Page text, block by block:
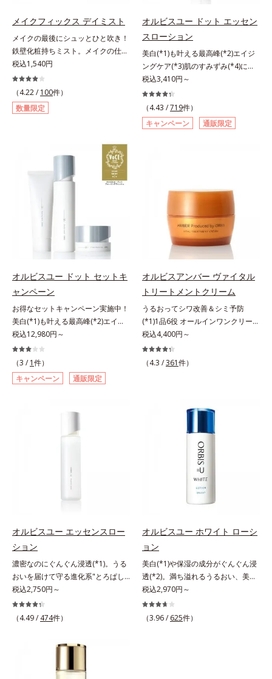
メイクフィックス デイミスト
メイクの最後にシュッとひと吹き！
鉄壁化粧持ちミスト。メイクの仕上
げにシュッとひと吹き。肌とメイク
の密着感をピタッと高め、メイクく
ずれを防ぎ、化粧持ちをアップさせ
るミストタイプの化粧水です。くず
れ防止成分(*1)を含む層と美容成分
防止成分を包み込み、メイクの上に
ピタッと密着。くずれ防止成分が
汗・水・皮脂をはじきながら、美容
でメイクをくずさずガードします。
さらに保湿成分配合でうるおい感が
続き、エアコンなどによる乾燥も防
ぎます。*1 トリメチルシロキシケ
イ酸、ジメチコン配合＝汗や水、皮
分*2 オリーブ葉エキス、ゴレンシ
葉エキス、加水分解ヒアルロン酸、
異性化糖配合＝保湿成分【ご使用方
法】2層タイプなので、必ず容器を
よく振ってからお使いください。メ
イクの仕上げに、顔から20cm程度
離し、目と口を閉じて、顔全体に適
量吹きかけてください。（5～6プッ
シュが目安）ミストを塗布後、肌に
税込1,540円
（4.22 / 100件）
数量限定
オルビスユー ドット エッセン
スローション
美白(*1)も叶える最高峰(*2)エイジ
ングケア(*3)肌のすみずみ(*4)にし
みわたるうるおい充満ローション。
ハリも透明感(*5)も結果主義。年齢
サイン(*6)の因子に着目した肌科学
エイジングケア(*3)シリーズ。オル
ビスユー ドットシリーズは、年齢
ころ、弾力感のない状態である「ハ
リのなさ」や、くすみ(*7)などが現
れている状態である「透明感のな
さ」が、大人の肌印象に大きな影響
を与えていることがわかりました。
そこでオルビスユー ドットシリー
ズは美容成分(*8)として「G.D.F.ア
クティベーター(*9)」を配合。そし
て、従来から配合している美白(*1)
有効成分「トラネキサム酸」を配合
しました。さらに、シリーズ共通の
美容成分「GLルートブースター
(*10)」を配合することで、肌のふ
っくら感や透明感を叶えます。美白
果的なシナジー設計で、あなたのエ
イジングケアを応援します。*1 メ
ラニンの生成を抑え、シミ・ソバカ
スを防ぐ（ウォッシュを除く）*2
オルビス内スキンケアシリーズの保
湿力*3 年齢に応じたお手入れのこ
と*4 角層まで*5 うるおいによ
る*6 乾燥、ハリ・ツヤのなさ
ロニセラカエルレア果汁、ノバラエ
キス配合＝うるおいを与えハリと透
明感に満ちた肌へ導く保湿成分
*10 メマツヨイグサ抽出液、スイ
カズラエキス配合＝角層のすみずみ
まで水分・油分を保ち、ハリ・ツヤ
を与える保湿成分*11 気持ちのこ
と
税込3,410円～
（4.43 /719件）
キャンペーン
通販限定
オルビスユー ドット セットキ
ャンペーン
お得なセットキャンペーン実施中！
美白(*1)も叶える最高峰(*2)エイジ
ングケア(*3)。ハリも透明感(*4)も
結果主義。年齢サイン(*5)の因子に
着目した肌科学エイジングケア(*3)
シリーズ。オルビスユー ドットシ
リーズは、年齢による肌悩み一つ一
ていることの根本原因に着目。加齢
いて研究を進めたところ、弾力感の
ある「透明感のなさ」が現れること
で大人の肌印象に大きな影響を与え
ていることが分かりました。そこで
容成分(*7)として「G.D.F.アクティ
ベーター(*8)」を配合。そして、従
来から配合している美白有効成分
「トラネキサム酸」を配合しまし
た。さらに、シリーズ共通の美容成
分(*7)「GLルートブースター(*9)」
を配合することで、肌のふっくら感
や透明感を叶えます。美白ケアしな
シリーズに。3ステップで上向き
シナジー設計で、あなたのエイジン
税込12,980円～
（3 / 1件）
キャンペーン
通販限定
オルビスアンバー ヴァイタル
トリートメントクリーム
うるおってシワ改善＆シミ予防
(*1)1品6役 オールインワンクリー
ム。オルビスアンバーは、いつも⾃
然体で美しくありたいと願う⼤⼈世
代に寄り添うブランドです。年齢印
れで賢いケアを。ライフスタイルに
なじむ、若々しい印象(*2)作りのサ
ポートをします。オルビスアンバー
ヴァイタルトリートメントクリーム
「オルビスアンバー ヴァイタルト
リートメントクリーム」は、1品
で、化粧水、クリーム、シワ改善・
美白(*1)美容液、乳液・保湿液、ネ
担い、複合的にアプローチ。Wナイ
アシン(*4)によるシワ改善・シミ予
防に加え、複合成分コラーゲンコン
プレックスSPが肌のハリを徹底サポ
ート。肌なじみのよいクリーム構造
で角層まで保湿成分が浸透し、うる
おいをギュッと閉じ込めます。洗顔
の後、これ1品だけでマルチにケ
税込4,400円～
（4.3 /361件）
オルビスユー エッセンスロー
ション
濃密なのにぐんぐん浸透(*1)。うる
おいを届けて守る進化系"とろぱし
ゃ"ローション。7000種を超える成
分から厳選し、「うるおいの質
(*1)」に着目した初期エイジングケ
ズです。「うるおいの質」に着目
税込2,750円～
（4.49 / 474件）
オルビスユー ホワイト ローシ
ョン
美白(*1)や保湿の成分がぐんぐん浸
透(*2)。満ち溢れるうるおい、美肌
がやみつきに。若々しく透明感のあ
る美肌を構成する要素と、年齢肌
(*3)のメラニン生成にアプローチし
税込2,970円～
（3.96 / 625件）